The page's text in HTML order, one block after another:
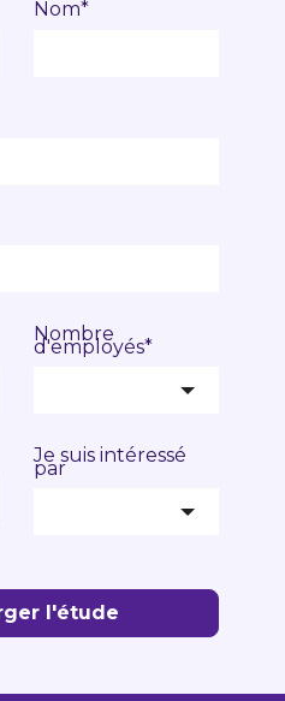
Nom*
Nombre
d'employés*
Je suis intéressé
par
l'étude